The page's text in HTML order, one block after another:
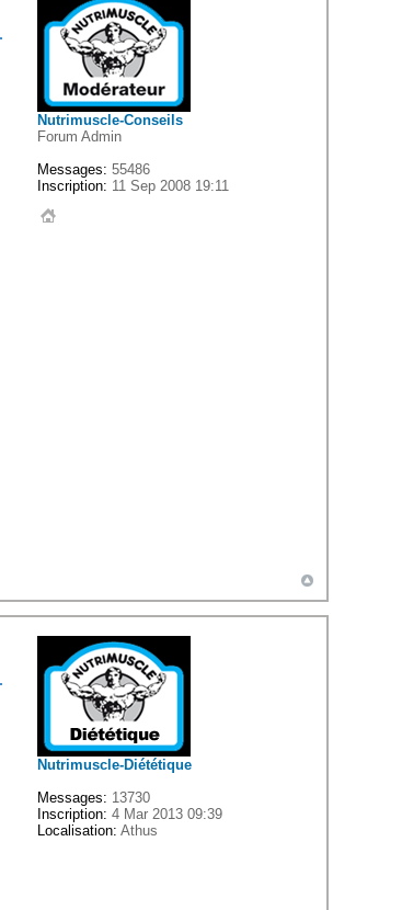
Nutrimuscle-Conseils
Forum Admin
Messages: 55486
Inscription: 11 Sep 2008 19:11
Nutrimuscle-Diététique
Messages: 13730
Inscription: 4 Mar 2013 09:39
Localisation: Athus